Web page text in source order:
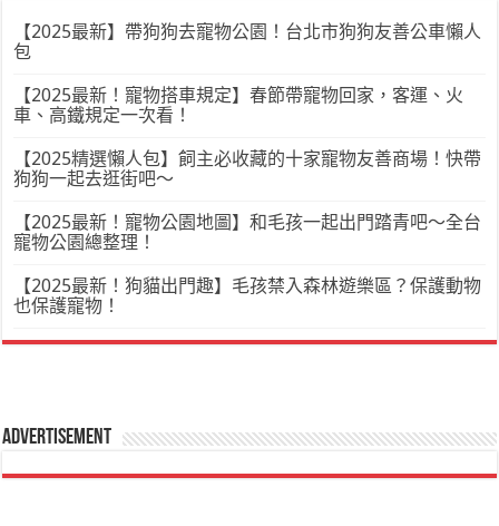
【2025最新】帶狗狗去寵物公園！台北市狗狗友善公車懶人
包
【2025最新！寵物搭車規定】春節帶寵物回家，客運、火
車、高鐵規定一次看！
【2025精選懶人包】飼主必收藏的十家寵物友善商場！快帶
狗狗一起去逛街吧～
【2025最新！寵物公園地圖】和毛孩一起出門踏青吧～全台
寵物公園總整理！
【2025最新！狗貓出門趣】毛孩禁入森林遊樂區？保護動物
也保護寵物！
Advertisement